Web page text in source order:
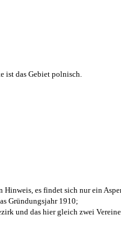
ist das Gebiet polnisch.
es findet sich nur ein
Gründungsjahr 1910;
und das hier gleich zwei